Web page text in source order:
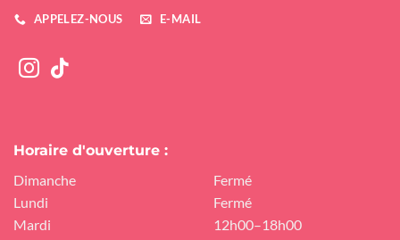
APPELEZ-NOUS E-MAIL
Horaire d'ouverture :
Dimanche
Lundi
Mardi
Fermé
Fermé
12h00–18h00